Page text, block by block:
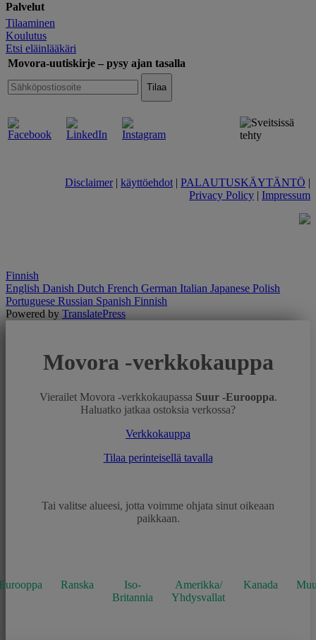
Palvelut
Tilaaminen
Koulutus
Etsi eläinlääkäri
Movora-uutiskirje – pysy ajan tasalla
Disclaimer| käyttöehdot | PALAUTUSKÄYTÄNTÖ |
Privacy Policy | Impressum
Finnish
English Danish Dutch French German Italian Japanese Polish
Portuguese Russian Spanish Finnish
Powered by TranslatePress
Movora -verkkokauppa
Vierailet Movora -verkkokaupassa Suur -Eurooppa.
Haluatko jatkaa ostoksia verkossa?
Verkkokauppa
Tilaa perinteisellä tavalla
Tai valitse alueesi, jotta voimme ohjata sinut oikeaan
paikkaan.
Ranska
Iso-
Britannia
Amerikka/
Yhdysvallat
Kanada